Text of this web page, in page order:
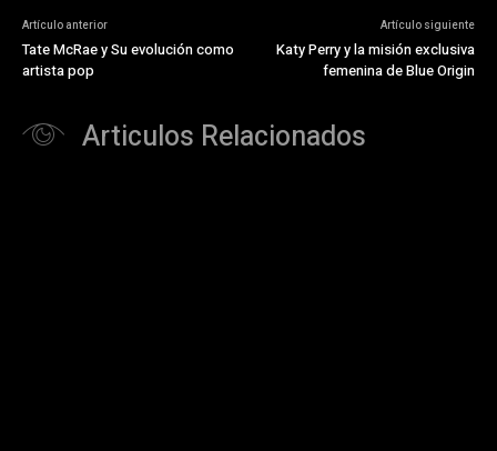
Artículo anterior
Tate McRae y Su evolución como
artista pop
Artículo siguiente
Katy Perry y la misión exclusiva
femenina de Blue Origin
Articulos Relacionados